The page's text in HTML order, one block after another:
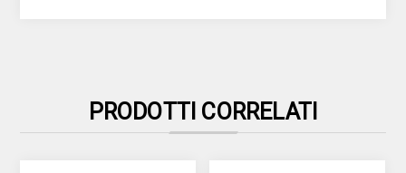
PRODOTTI CORRELATI